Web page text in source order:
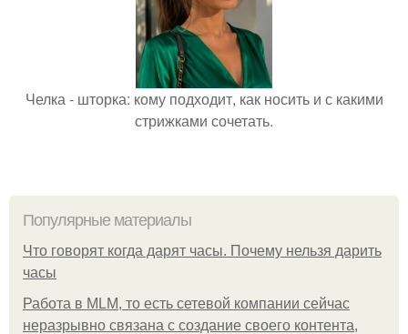
Челка - шторка: кому подходит, как носить и с какими
стрижками сочетать.
Популярные материалы
Что говорят когда дарят часы. Почему нельзя дарить
часы
Работа в MLM, то есть сетевой компании сейчас
неразрывно связана с создание своего контента,